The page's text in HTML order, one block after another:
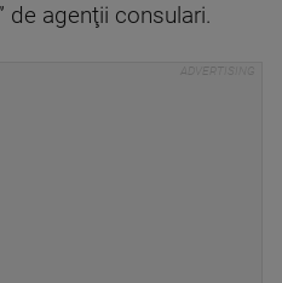
de agenţii consulari.